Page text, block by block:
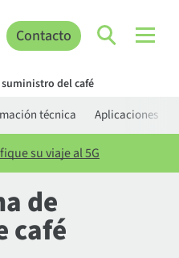
Contacto
suministro del café
técnica Aplicaciones
su viaje al 5G
de
café